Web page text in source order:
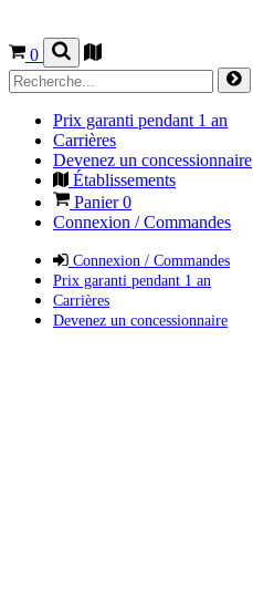
0
Prix garanti pendant 1 an
Carrières
Devenez un concessionnaire
Établissements
Panier0
Connexion / Commandes
Connexion / Commandes
Prix garanti pendant 1 an
Carrières
Devenez un concessionnaire